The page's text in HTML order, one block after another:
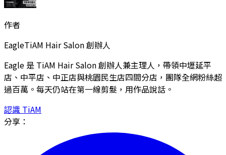
作者
EagleTiAM Hair Salon 創辦人
Eagle 是 TiAM Hair Salon 創辦人兼主理人，帶領中壢延平
店、中平店、中正店與桃園民生店四間分店，團隊全網粉絲超
過百萬。每天仍站在第一線剪髮，用作品說話。
認識 TiAM
分享：